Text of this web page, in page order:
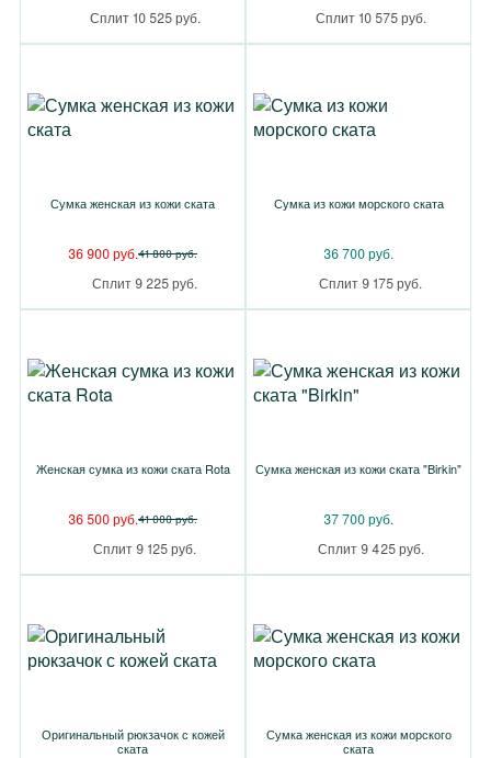
Сплит 10 525 руб. Сплит 10 575 руб.
Сумка женская из кожи ската
36 900 руб.41 800 руб.
Сплит 9 225 руб.
Сумка из кожи морского ската
36 700 руб.
Сплит 9 175 руб.
Женская сумка из кожи ската Rota
36 500 руб.41 000 руб.
Сплит 9 125 руб.
Сумка женская из кожи ската "Birkin"
37 700 руб.
Сплит 9 425 руб.
Оригинальный рюкзачок с кожей
ската
Сумка женская из кожи морского
ската